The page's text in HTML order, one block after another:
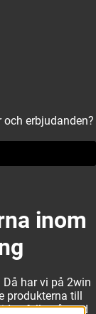
erbjudanden?
inom
har vi på 2win
produkterna till
fylla på med